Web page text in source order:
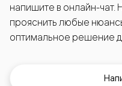
напишите в онлайн-чат.
прояснить любые
оптимальное решение